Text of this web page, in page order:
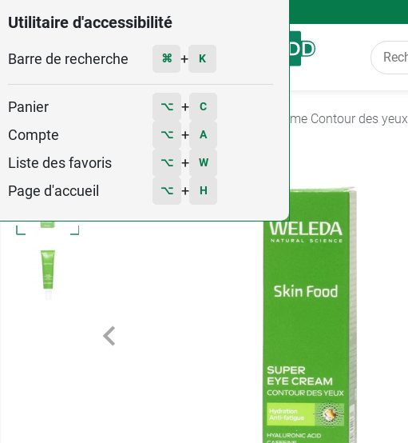
Utilitaire d'accessibilité
Barre de recherche ⌘ + K
Panier ⌥ + C
Compte ⌥ + A
Liste des favoris ⌥ + W
Page d'accueil ⌥ + H
Menu
Crème Contour des yeux